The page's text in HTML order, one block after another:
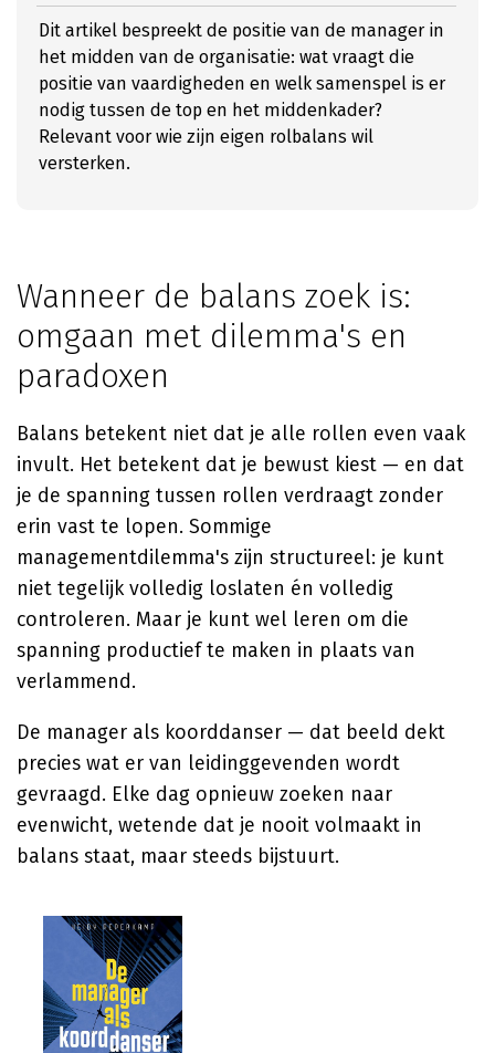
Dit artikel bespreekt de positie van de manager in
het midden van de organisatie: wat vraagt die
positie van vaardigheden en welk samenspel is er
nodig tussen de top en het middenkader?
Relevant voor wie zijn eigen rolbalans wil
versterken.
Wanneer de balans zoek is:
omgaan met dilemma's en
paradoxen
Balans betekent niet dat je alle rollen even vaak
invult. Het betekent dat je bewust kiest — en dat
je de spanning tussen rollen verdraagt zonder
erin vast te lopen. Sommige
managementdilemma's zijn structureel: je kunt
niet tegelijk volledig loslaten én volledig
controleren. Maar je kunt wel leren om die
spanning productief te maken in plaats van
verlammend.
De manager als koorddanser — dat beeld dekt
precies wat er van leidinggevenden wordt
gevraagd. Elke dag opnieuw zoeken naar
evenwicht, wetende dat je nooit volmaakt in
balans staat, maar steeds bijstuurt.